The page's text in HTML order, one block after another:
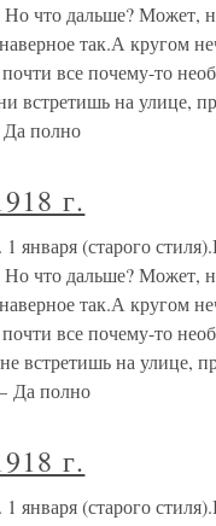
что дальше? Может,
так.А кругом
почти все почему-то
встретишь на улице,
Да полно
г.
января (старого
что дальше? Может,
так.А кругом
почти все почему-то
встретишь на улице,
Да полно
г.
января (старого